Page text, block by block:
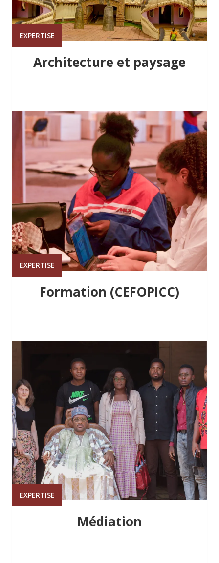
EXPERTISE
Architecture et paysage
EXPERTISE
Formation (CEFOPICC)
EXPERTISE
Médiation